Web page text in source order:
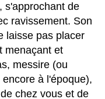
s'approchant de
ravissement. Son
laisse pas placer
menaçant et
messire (ou
à l'époque),
chez vous et de